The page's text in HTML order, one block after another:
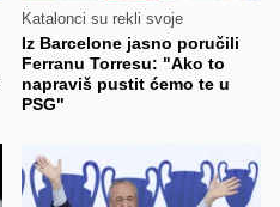
Katalonci su rekli svoje
Iz Barcelone jasno poručili
Ferranu Torresu: "Ako to
napraviš pustit ćemo te u
PSG"